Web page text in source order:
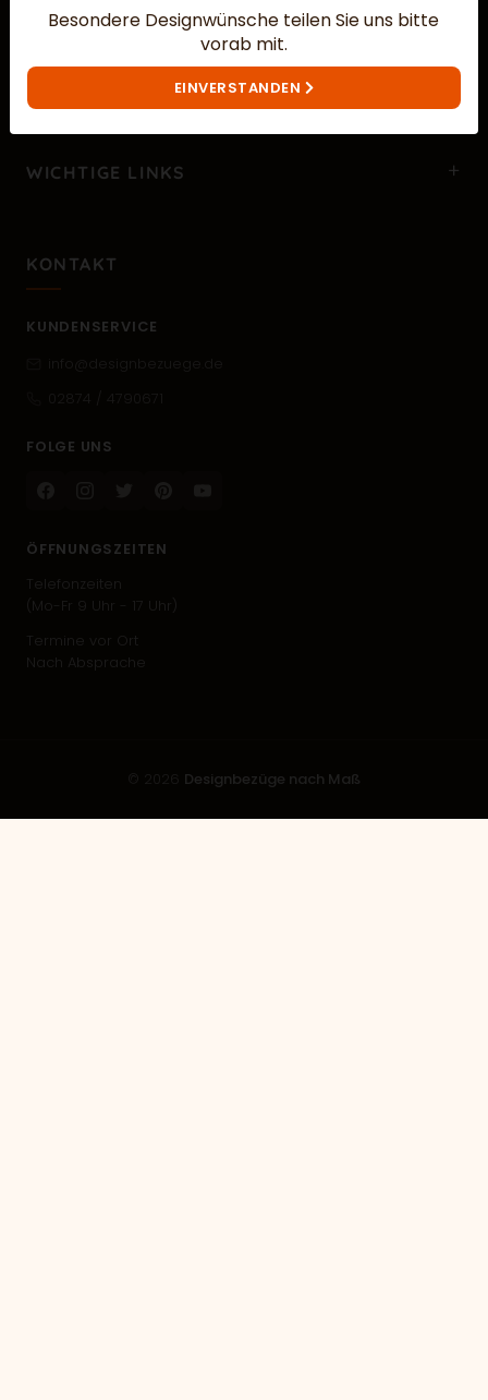
Besondere Designwünsche teilen Sie uns bitte
vorab mit.
EINVERSTANDEN
MEHR ÜBER UNS…
WICHTIGE LINKS
KONTAKT
KUNDENSERVICE
FOLGE UNS
ÖFFNUNGSZEITEN
Telefonzeiten
(Mo-Fr 9 Uhr - 17 Uhr)
Termine vor Ort
Nach Absprache
© 2026 Designbezüge nach Maß